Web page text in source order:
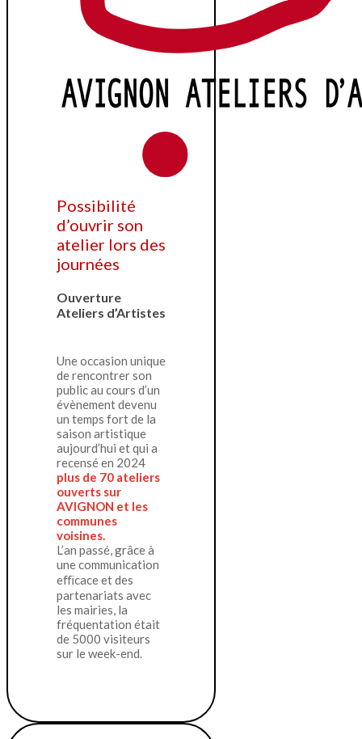
Possibilité
d’ouvrir son
atelier lors des
journées
Ouverture
Ateliers d’Artistes
Une occasion unique
de rencontrer son
public au cours d’un
évènement devenu
un temps fort de la
saison artistique
aujourd’hui et qui a
recensé en 2024
plus de 70 ateliers
ouverts sur
AVIGNON et les
communes
voisines.
L’an passé, grâce à
une communication
eﬃcace et des
partenariats avec
les mairies, la
fréquentation était
de 5000 visiteurs
sur le week-end.